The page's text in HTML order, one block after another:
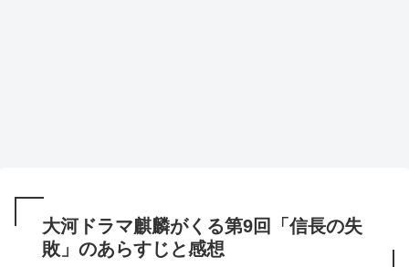
大河ドラマ麒麟がくる第9回「信長の失
敗」のあらすじと感想